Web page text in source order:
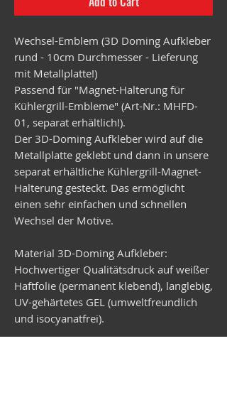
Wechsel-Emblem (3D Doming Aufkleber
rund - 10cm Durchmesser - Lieferung
mit Metallplatte!)
Passend für "Magnet-Halterung für
Kühlergrill-Embleme" (Art-Nr.: MHFD-
01, separat erhältlich!).
Der 3D-Doming Aufkleber wird auf die
Metallplatte geklebt und dann in unsere
separat erhältliche Kühlergrill-Magnet-
Halterung gesteckt. Das ermöglicht
einen sehr einfachen und schnellen
Wechsel der Motive.
Material 3D-Doming Aufkleber:
Hochwertiger Qualitätsdruck auf weißer
Haftfolie (permanent klebend), langlebig,
UV-gehärtetes GEL (umweltfreundlich
und isocyanatfrei).